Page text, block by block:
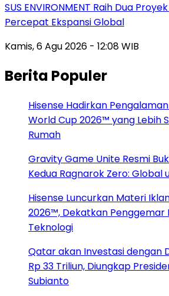
SUS ENVIRONMENT Raih Dua
Percepat Ekspansi Global
Kamis, 6 Agu 2026 - 12:08 WIB
Berita Populer
Hisense Hadirkan
World Cup 2026™ yang Lebih
Rumah
Gravity Game Unite Resmi
Kedua Ragnarok Zero: Global
Hisense Luncurkan Materi
2026™, Dekatkan Penggemar
Teknologi
Qatar akan Investasi dengan
Rp 33 Triliun, Diungkap
Subianto